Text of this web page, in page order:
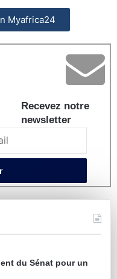
Myafrica24
Recevez notre
newsletter
du Sénat pour un